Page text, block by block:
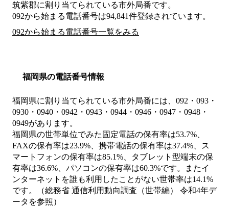
筑紫郡に割り当てられている市外局番です。
092から始まる電話番号は94,841件登録されています。
092から始まる電話番号一覧をみる
福岡県の電話番号情報
福岡県に割り当てられている市外局番には、092・093・
0930・0940・0942・0943・0944・0946・0947・0948・
0949があります。
福岡県の世帯単位でみた固定電話の保有率は53.7%、
FAXの保有率は23.9%、携帯電話の保有率は37.4%、ス
マートフォンの保有率は85.1%、タブレット型端末の保
有率は36.6%、パソコンの保有率は60.3%です。またイ
ンターネットを誰も利用したことがない世帯率は14.1%
です。（総務省 通信利用動向調査（世帯編） 令和4年デ
ータを参照）